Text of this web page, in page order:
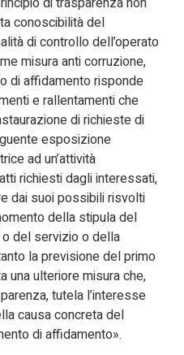
conoscibilità del
di controllo dell’operato
misura anti corruzione,
di affidamento risponde
e rallentamenti che
di richieste di
esposizione
ad un’attività
richiesti dagli interessati,
dai suoi possibili risvolti
della stipula del
del servizio o della
la previsione del primo
una ulteriore misura che,
tutela l’interesse
causa concreta del
di affidamento».